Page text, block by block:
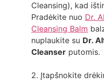
Cleansing), kad
Pradėkite nuo Dr.
Cleansing Balm
nuplaukite su Dr.
Cleanser putomis.
2. Įtapšnokite